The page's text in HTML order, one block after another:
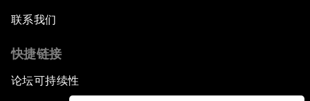
联系我们
快捷链接
论坛可持续性